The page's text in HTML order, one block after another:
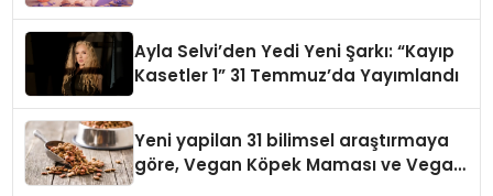
Ayla Selvi’den Yedi Yeni Şarkı: “Kayıp
Kasetler 1” 31 Temmuz’da Yayımlandı
Yeni yapilan 31 bilimsel araştırmaya
göre, Vegan Köpek Maması ve Vegan